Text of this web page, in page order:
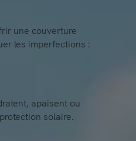
une couverture
les imperfections :
apaisent ou
solaire.